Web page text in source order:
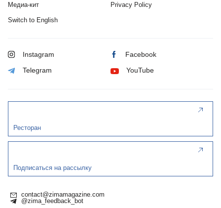
Медиа-кит Privacy Policy
Switch to English
Instagram Facebook
Telegram YouTube
Ресторан
Подписаться на рассылку
contact@zimamagazine.com
@zima_feedback_bot